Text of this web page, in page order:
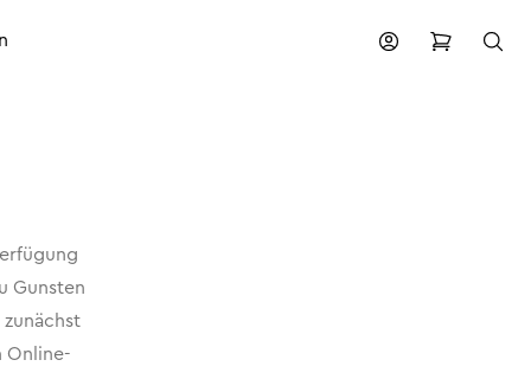
Gunsten
Online-